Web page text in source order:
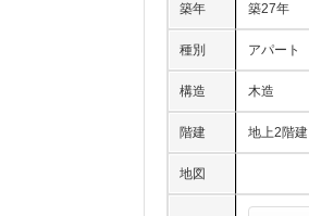
築年 築27年
種別 アパート
構造 木造
階建 地上2階建
地図